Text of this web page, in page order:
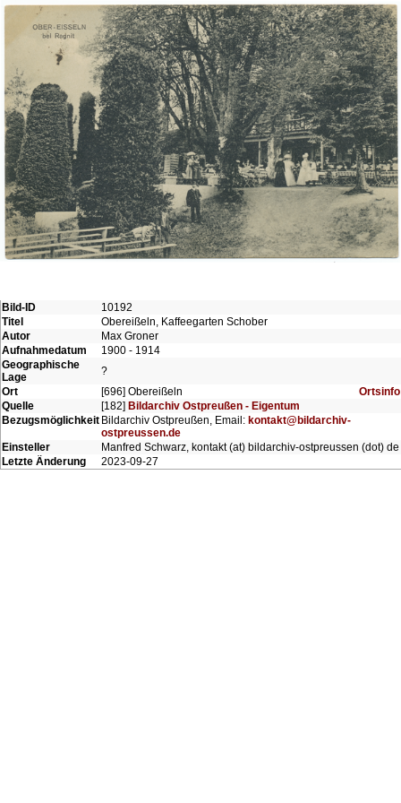
Bild-ID
10192
Titel
Obereißeln, Kaffeegarten Schober
Autor
Max Groner
Aufnahmedatum
1900 - 1914
Geographische
Lage
?
Ort
[696] Obereißeln
Ortsinfo
Quelle
[182] Bildarchiv Ostpreußen - Eigentum
Bezugsmöglichkeit Bildarchiv Ostpreußen, Email: kontakt@bildarchiv-
ostpreussen.de
Einsteller
Manfred Schwarz, kontakt (at) bildarchiv-ostpreussen (dot) de
Letzte Änderung
2023-09-27